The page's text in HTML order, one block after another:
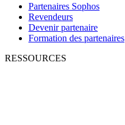
Partenaires Sophos
Revendeurs
Devenir partenaire
Formation des partenaires
RESSOURCES